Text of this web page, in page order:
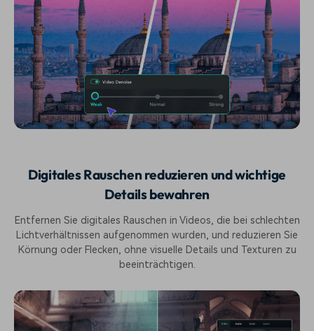
Digitales Rauschen reduzieren und wichtige
Details bewahren
Entfernen Sie digitales Rauschen in Videos, die bei schlechten
Lichtverhältnissen aufgenommen wurden, und reduzieren Sie
Körnung oder Flecken, ohne visuelle Details und Texturen zu
beeinträchtigen.